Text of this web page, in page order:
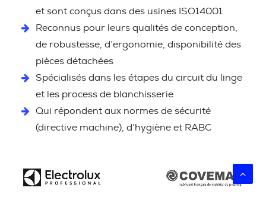
et sont conçus dans des usines ISO14001
Reconnus pour leurs qualités de conception,
de robustesse, d’ergonomie, disponibilité des
pièces détachées
Spécialisés dans les étapes du circuit du linge
et les process de blanchisserie
Qui répondent aux normes de sécurité
(directive machine), d’hygiène et RABC